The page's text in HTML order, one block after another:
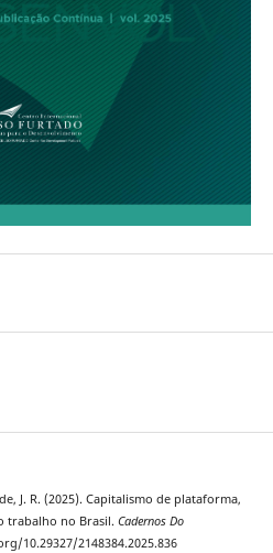
J. R. (2025). Capitalismo de plataforma,
trabalho no Brasil. Cadernos Do
10.29327/2148384.2025.836